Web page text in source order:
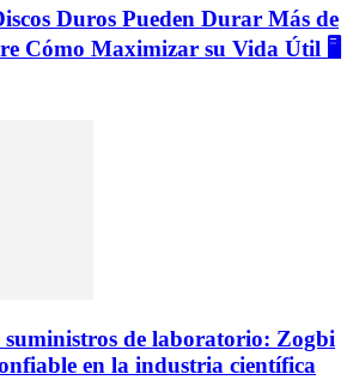
Duros Pueden Durar Más de
Cómo Maximizar su Vida Útil 🖥️
de laboratorio: Zogbi
en la industria científica